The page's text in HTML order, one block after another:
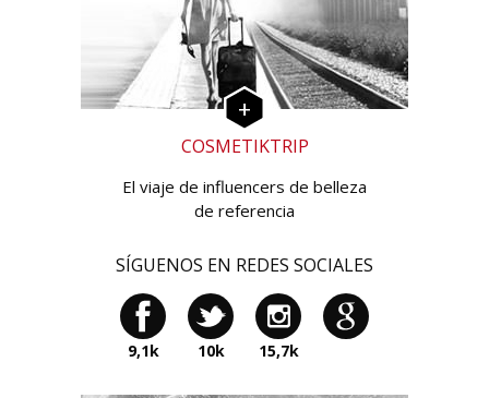
COSMETIKTRIP
El viaje de influencers de belleza
de referencia
SÍGUENOS EN REDES SOCIALES
9,1k 10k 15,7k